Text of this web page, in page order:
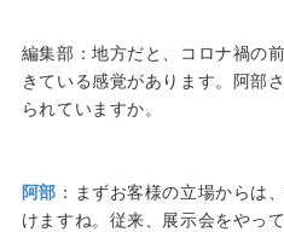
編集部：地方だと、コロナ禍の
きている感覚があります。阿部
られていますか。
阿部 ：まずお客様の立場からは
けますね。従来、展示会をやっ